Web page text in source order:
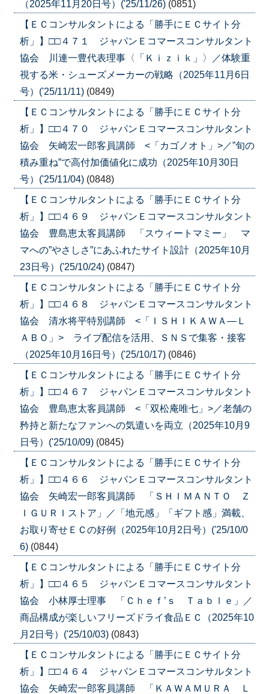
（2025年11月20日号）('25/11/26) (0851)
【ＥＣコンサルタントによる「勝手にＥＣサイト分
析」】□□４７１ ジャパンＥコマースコンサルタント
協会 川連一豊代表理事〈「Ｋｉｚｉｋ」〉／体験重
視する米・シューズメーカーの戦略（2025年11月6日
号）('25/11/11) (0849)
【ＥＣコンサルタントによる「勝手にＥＣサイト分
析」】□□４７０ ジャパンＥコマースコンサルタント
協会 矢崎宏一郎客員講師 <「カゴノオト」>／”旬の
積み重ね”で高付加価値化に成功（2025年10月30日
号）('25/11/04) (0848)
【ＥＣコンサルタントによる「勝手にＥＣサイト分
析」】□□４６９ ジャパンＥコマースコンサルタント
協会 豊島恵太客員講師 「スウィートマミー」 マ
マへの”やさしさ”にあふれたサイト設計（2025年10月
23日号）('25/10/24) (0847)
【ＥＣコンサルタントによる「勝手にＥＣサイト分
析」】□□４６８ ジャパンＥコマースコンサルタント
協会 清水将平特別講師 <「ＩＳＨＩＫＡＷＡ―Ｌ
ＡＢＯ」> ライブ配信を活用、ＳＮＳで集客・接客
（2025年10月16日号）('25/10/17) (0846)
【ＥＣコンサルタントによる「勝手にＥＣサイト分
析」】□□４６７ ジャパンＥコマースコンサルタント
協会 豊島恵太客員講師 <「双松庵唯七」>／老舗の
矜持と新たなファンへの気遣いを両立（2025年10月9
日号）('25/10/09) (0845)
【ＥＣコンサルタントによる「勝手にＥＣサイト分
析」】□□４６６ ジャパンＥコマースコンサルタント
協会 矢崎宏一郎客員講師 「ＳＨＩＭＡＮＴＯ Ｚ
ＩＧＵＲＩストア」／「地元感」「ギフト感」満載、
お取り寄せＥＣの好例（2025年10月2日号）('25/10/0
6) (0844)
【ＥＣコンサルタントによる「勝手にＥＣサイト分
析」】□□４６５ ジャパンＥコマースコンサルタント
協会 小林厚士理事 「Ｃｈｅｆ’ｓ Ｔａｂｌｅ」／
商品構成が楽しいフリーズドライ食品ＥＣ（2025年10
月2日号）('25/10/03) (0843)
【ＥＣコンサルタントによる「勝手にＥＣサイト分
析」】□□４６４ ジャパンＥコマースコンサルタント
協会 矢崎宏一郎客員講師 「ＫＡＷＡＭＵＲＡ Ｌ